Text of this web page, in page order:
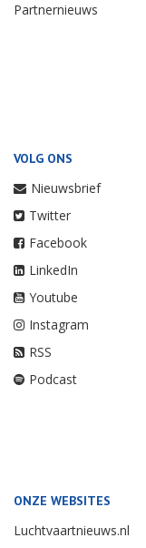
Partnernieuws
VOLG ONS
Nieuwsbrief
Twitter
Facebook
LinkedIn
Youtube
Instagram
RSS
Podcast
ONZE WEBSITES
Luchtvaartnieuws.nl